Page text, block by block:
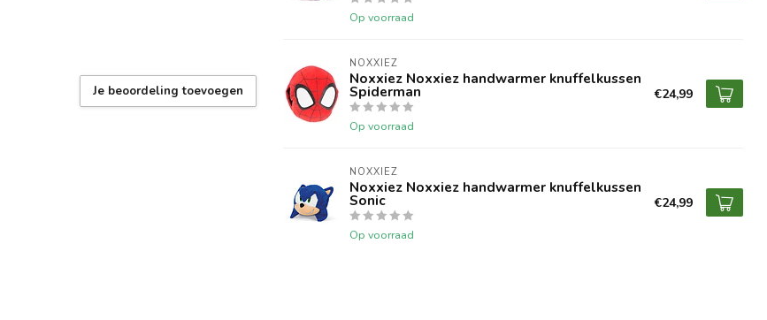
Je beoordeling toevoegen
Op voorraad
NOXXIEZ
Noxxiez Noxxiez handwarmer knuffelkussen
Spiderman
Op voorraad
€24,99
NOXXIEZ
Noxxiez Noxxiez handwarmer knuffelkussen
Sonic
Op voorraad
€24,99